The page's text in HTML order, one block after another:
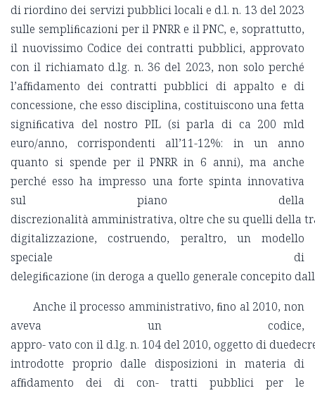
di riordino dei servizi pubblici locali e d.l. n. 13 del 2023
sulle sempliﬁcazioni per il PNRR e il PNC, e, soprattutto,
il nuovissimo Codice dei contratti pubblici, approvato
con il richiamato d.lg. n. 36 del 2023, non solo perché
l’afﬁdamento dei contratti pubblici di appalto e di
concessione, che esso disciplina, costituiscono una fetta
signiﬁcativa del nostro PIL (si parla di ca 200 mld
euro/anno, corrispondenti all’11-12%: in un anno
quanto si spende per il PNRR in 6 anni), ma anche
perché esso ha impresso una forte spinta innovativa
sul piano della
discrezionalità amministrativa, oltre che su quelli della
digitalizzazione, costruendo, peraltro, un modello
speciale di
delegiﬁcazione (in deroga a quello generale concepito
Anche il processo amministrativo, ﬁno al 2010, non
aveva un codice,
appro- vato con il d.lg. n. 104 del 2010, oggetto di
introdotte proprio dalle disposizioni in materia di
afﬁdamento dei di con- tratti pubblici per le